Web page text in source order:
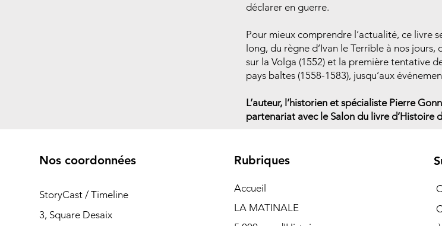
déclarer en guerre.
Pour mieux comprendre l’actualité, ce livre
long, du règne d’Ivan le Terrible à nos jours,
sur la Volga (1552) et la première tentative
pays baltes (1558-1583), jusqu’aux
L’auteur, l’historien et spécialiste Pierre
partenariat avec le Salon du livre d’Histoire
Nos coordonnées
StoryCast / Timeline
3, Square Desaix
Rubriques
Accueil
LA MATINALE